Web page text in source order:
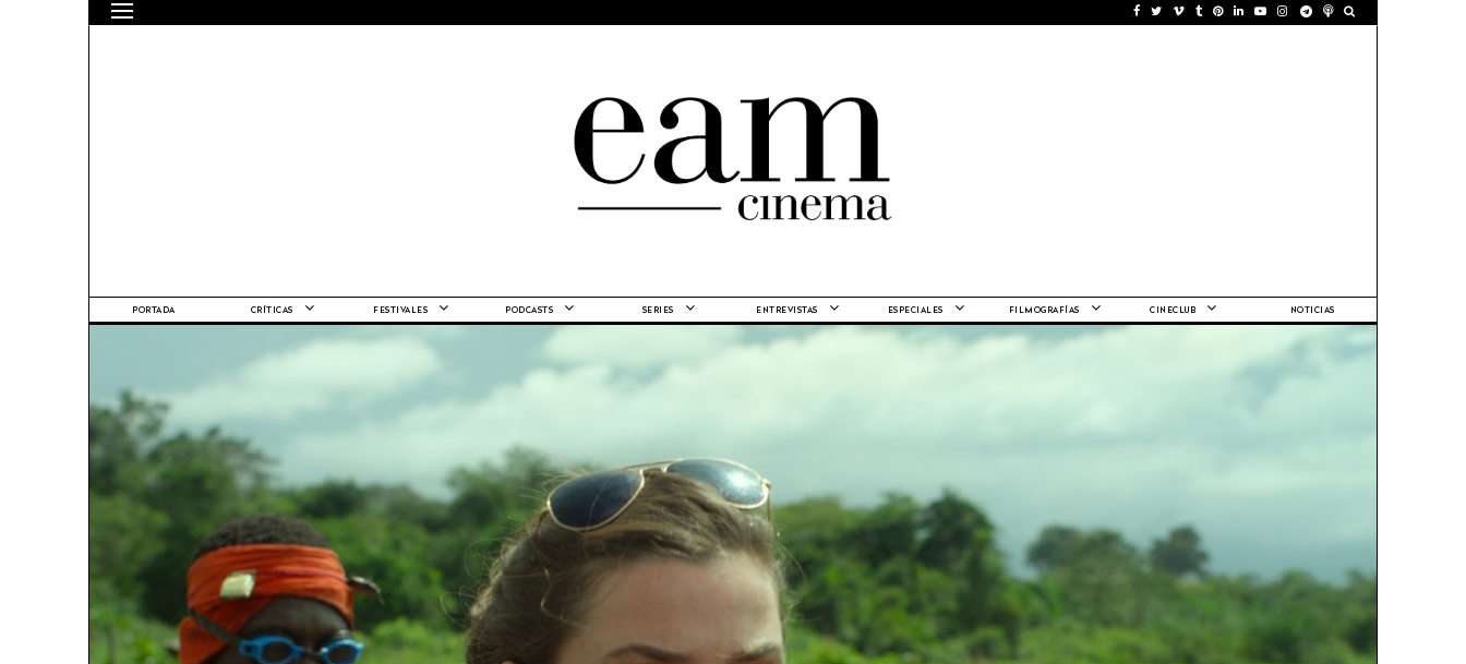
PORTADA CRÍTICAS FESTIVALES PODCASTS SERIES ENTREVISTAS ESPECIALES FILMOGRAFÍAS CINECLUB NOTICIAS